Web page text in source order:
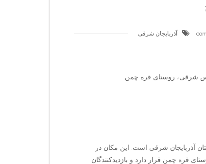
آذربایجان شرقی
شرقی، روستای قره چمن
آذربایجان شرقی است. این مکان در
قره چمن قرار دارد و بازدیدکنندگان